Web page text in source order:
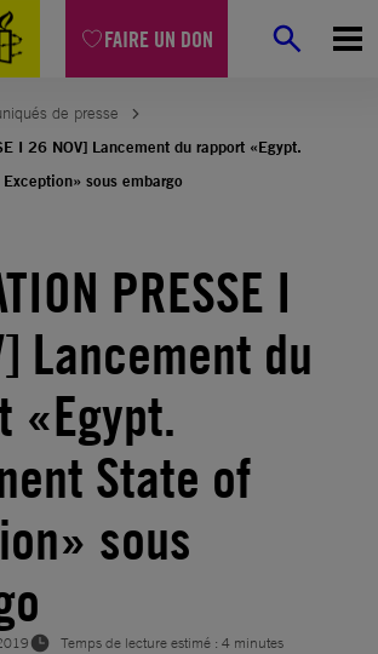
FAIRE UN DON
de presse
I 26 NOV] Lancement du rapport «Egypt.
sous embargo
PRESSE I
Lancement du
«Egypt.
State of
sous
Temps de lecture estimé : 4 minutes